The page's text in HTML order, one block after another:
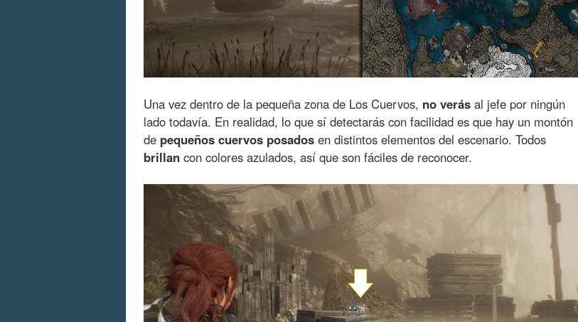
Una vez dentro de la pequeña zona de Los Cuervos, no verás al jefe por ningún
lado todavía. En realidad, lo que sí detectarás con facilidad es que hay un montón
de pequeños cuervos posados en distintos elementos del escenario. Todos
brillan con colores azulados, así que son fáciles de reconocer.